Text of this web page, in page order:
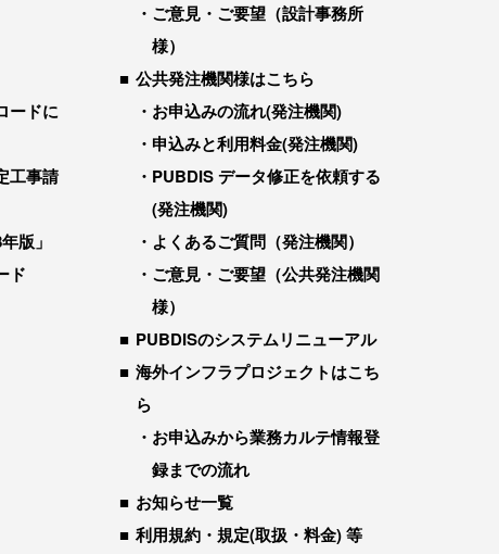
ードに
工事請
版」
ド
ご意見・ご要望（設計事務所
様）
公共発注機関様はこちら
お申込みの流れ(発注機関)
申込みと利用料金(発注機関)
PUBDIS データ修正を依頼する
(発注機関)
よくあるご質問（発注機関）
ご意見・ご要望（公共発注機関
様）
PUBDISのシステムリニューアル
海外インフラプロジェクトはこち
ら
お申込みから業務カルテ情報登
録までの流れ
お知らせ一覧
利用規約・規定(取扱・料金) 等